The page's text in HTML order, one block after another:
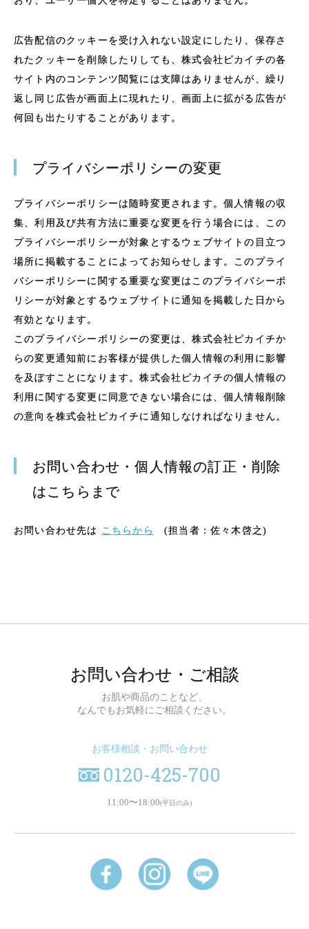
広告配信のクッキーを受け入れない設定にしたり、保存さ
れたクッキーを削除したりしても、株式会社ピカイチの各
サイト内のコンテンツ閲覧には支障はありませんが、繰り
返し同じ広告が画面上に現れたり、画面上に拡がる広告が
何回も出たりすることがあります。
プライバシーポリシーの変更
プライバシーポリシーは随時変更されます。個人情報の収
集、利用及び共有方法に重要な変更を行う場合には、この
プライバシーポリシーが対象とするウェブサイトの目立つ
場所に掲載することによってお知らせします。このプライ
バシーポリシーに関する重要な変更はこのプライバシーポ
リシーが対象とするウェブサイトに通知を掲載した日から
有効となります。
このプライバシーポリシーの変更は、株式会社ピカイチか
らの変更通知前にお客様が提供した個人情報の利用に影響
を及ぼすことになります。株式会社ピカイチの個人情報の
利用に関する変更に同意できない場合には、個人情報削除
の意向を株式会社ピカイチに通知しなければなりません。
お問い合わせ・個人情報の訂正・削除
はこちらまで
お問い合わせ先は こちらから (担当者：佐々木啓之)
お問い合わせ・ご相談
お肌や商品のことなど、
なんでもお気軽にご相談ください。
お客様相談・お問い合わせ
0120-425-700
11:00〜18:00(平日のみ)